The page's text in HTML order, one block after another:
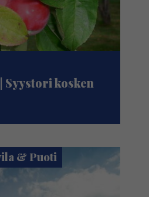
Syystori kosken
& Puoti